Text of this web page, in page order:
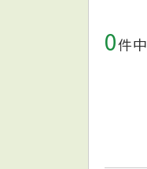
0件中